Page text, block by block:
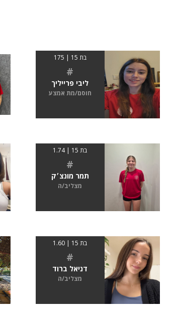
בת 15 | 175
#
ליבי פרייליך
חוסם/מת אמצע
בת 15 | 1.74
#
תמר מונצ׳ק
מצליב/ה
בת 15 | 1.60
#
דניאל ברוד
מצליב/ה